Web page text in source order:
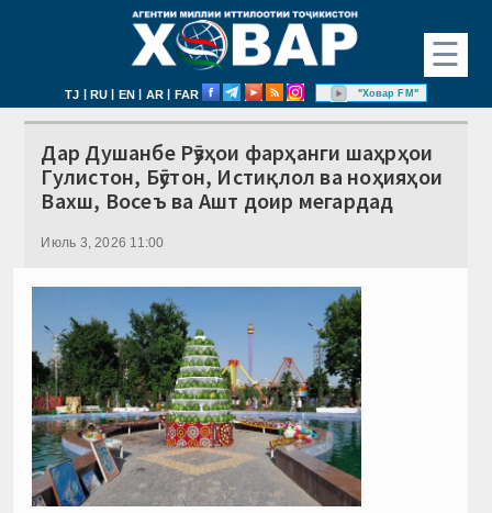
☰
TJ | RU | EN | AR | FAR "Ховар FM"
Дар Душанбе Рӯзҳои фарҳанги шаҳрҳои
Гулистон, Бӯстон, Истиқлол ва ноҳияҳои
Вахш, Восеъ ва Ашт доир мегардад
Июль 3, 2026 11:00